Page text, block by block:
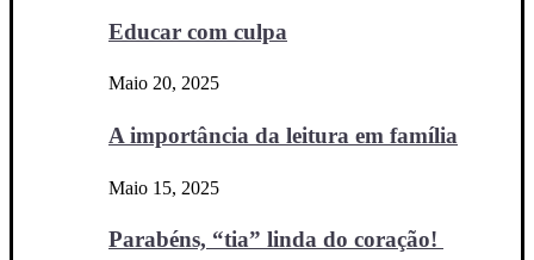
Educar com culpa
Maio 20, 2025
A importância da leitura em família
Maio 15, 2025
Parabéns, “tia” linda do coração!